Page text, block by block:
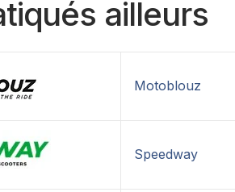
ailleurs
Motoblouz
Speedway